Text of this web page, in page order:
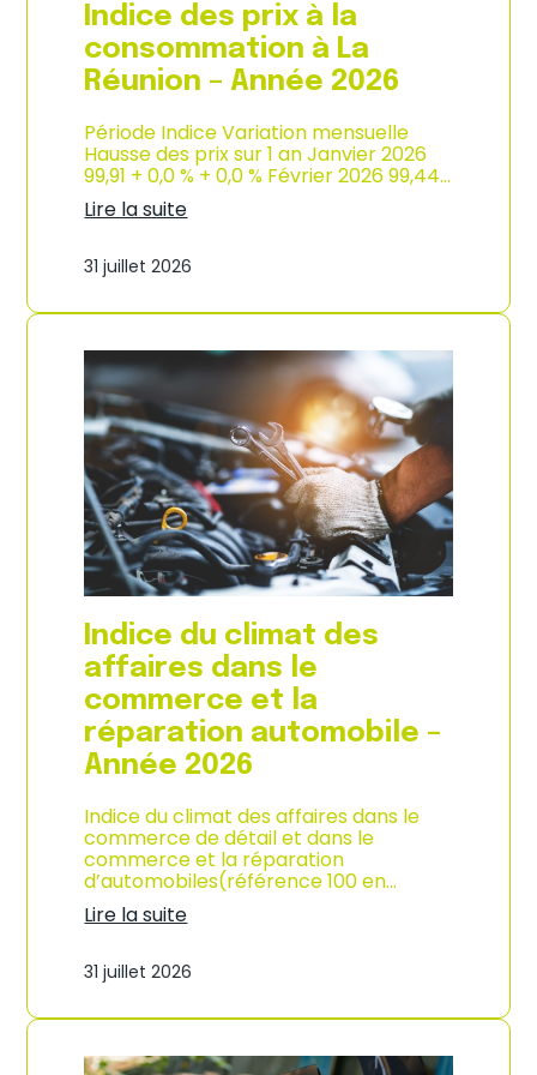
2
0
2
6
Indice des prix à la
consommation à La
Réunion – Année 2026
Période Indice Variation mensuelle
Hausse des prix sur 1 an Janvier 2026
99,91 + 0,0 % + 0,0 % Février 2026 99,44…
Lire la suite
n
i
e
e
s
p
r
i
x
à
l
a
c
o
n
s
o
m
m
a
t
o
n
à
L
R
u
n
o
n
31 juillet 2026
Indice du climat des
affaires dans le
commerce et la
réparation automobile –
Année 2026
Indice du climat des affaires dans le
commerce de détail et dans le
commerce et la réparation
d’automobiles(référence 100 en…
Lire la suite
n
i
e
31 juillet 2026